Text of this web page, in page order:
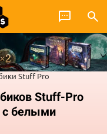
Stuff Pro
Stuff-Pro
с белыми